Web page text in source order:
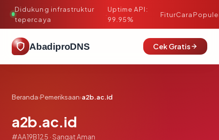
Didukung infrastruktur
tepercaya
·
Uptime API:
99.95%
FiturCara
AbadiproDNS Cek Gratis
Beranda›Pemeriksaan›a2b.ac.id
a2b.ac.id
#AA19B125 · Sangat Aman